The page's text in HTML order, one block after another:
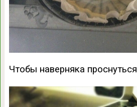
Чтобы наверняка проснуться